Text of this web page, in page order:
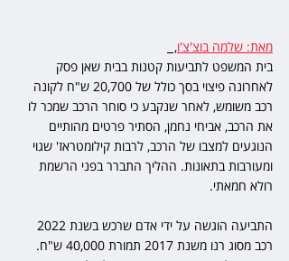
מאת: שלמה בוצ'צ'ו,
בית המשפט לתביעות קטנות בבית שאן פסק
לאחרונה פיצוי בסך כולל של 20,700 ש"ח לקונה
רכב משומש, לאחר שנקבע כי סוחר הרכב שמכר לו
את הרכב, אביחי נחמן, הסתיר פרטים מהותיים
הנוגעים למצבו של הרכב, לרבות קילומטראז' שגוי
ומעורבות בתאונות. ההליך התברר בפני הרשמת
רולא חמאתי.
רכב מסוג רנו משנת 2017 תמורת 40,000 ש"ח.